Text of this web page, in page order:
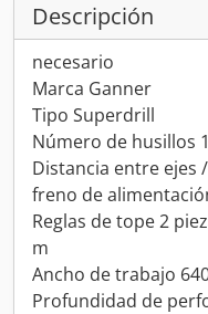
Descripción
necesario
Marca Ganner
Tipo Superdrill
Número de husillos
Distancia entre ejes
freno de
Reglas de tope 2
m
Ancho de trabajo
Profundidad de